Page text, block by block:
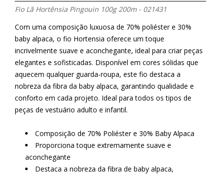
Fio Lã Hortênsia Pingouin 100g 200m - 021431
Com uma composição luxuosa de 70% poliéster e 30%
baby alpaca, o fio Hortensia oferece um toque
incrivelmente suave e aconchegante, ideal para criar peças
elegantes e sofisticadas. Disponível em cores sólidas que
aquecem qualquer guarda-roupa, este fio destaca a
nobreza da fibra da baby alpaca, garantindo qualidade e
conforto em cada projeto. Ideal para todos os tipos de
peças de vestuário adulto e infantil.
Composição de 70% Poliéster e 30% Baby Alpaca
Proporciona toque extremamente suave e
aconchegante
Destaca a nobreza da fibra de baby alpaca,